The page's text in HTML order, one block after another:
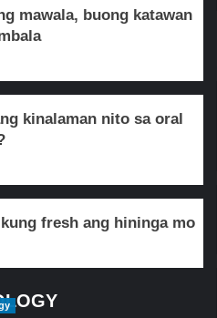
mawala, buong katawan
kinalaman nito sa oral
fresh ang hininga mo